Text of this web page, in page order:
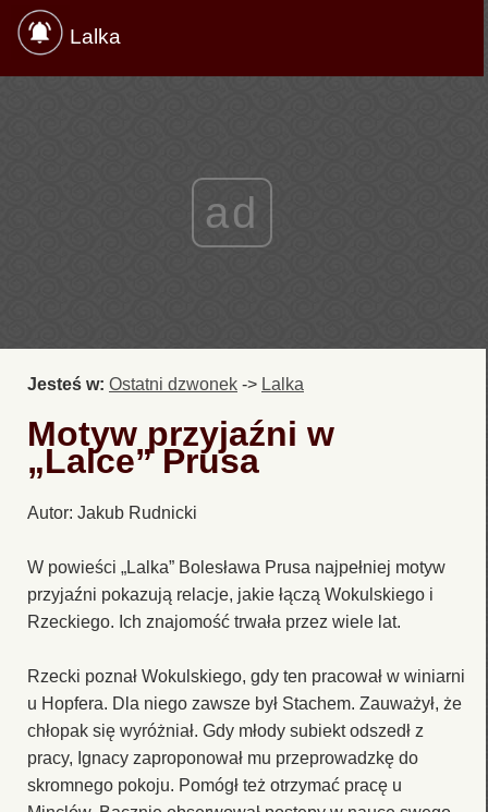
Lalka
ad
Jesteś w: Ostatni dzwonek -> Lalka
Motyw przyjaźni w
„Lalce” Prusa
Autor: Jakub Rudnicki
W powieści „Lalka” Bolesława Prusa najpełniej motyw
przyjaźni pokazują relacje, jakie łączą Wokulskiego i
Rzeckiego. Ich znajomość trwała przez wiele lat.
Rzecki poznał Wokulskiego, gdy ten pracował w winiarni
u Hopfera. Dla niego zawsze był Stachem. Zauważył, że
chłopak się wyróżniał. Gdy młody subiekt odszedł z
pracy, Ignacy zaproponował mu przeprowadzkę do
skromnego pokoju. Pomógł też otrzymać pracę u